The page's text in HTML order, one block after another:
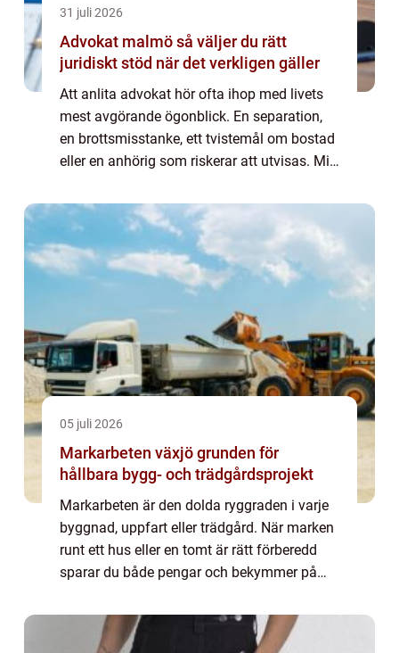
31 juli 2026
Advokat malmö så väljer du rätt
juridiskt stöd när det verkligen gäller
Att anlita advokat hör ofta ihop med livets
mest avgörande ögonblick. En separation,
en brottsmisstanke, ett tvistemål om bostad
eller en anhörig som riskerar att utvisas. Mitt
också förstår din vardag. Att ...
05 juli 2026
Markarbeten växjö grunden för
hållbara bygg- och trädgårdsprojekt
Markarbeten är den dolda ryggraden i varje
byggnad, uppfart eller trädgård. När marken
runt ett hus eller en tomt är rätt förberedd
sparar du både pengar och bekymmer på
markförhållanden, mycket nederbörd och...